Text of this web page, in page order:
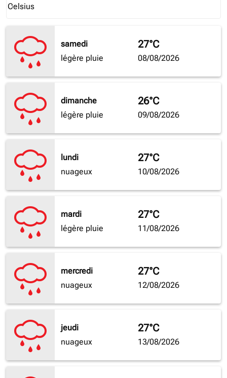
Celsius
keyboard_arrow_down
samedi
légère pluie
27°C
08/08/2026
dimanche
légère pluie
26°C
09/08/2026
lundi
nuageux
27°C
10/08/2026
mardi
légère pluie
27°C
11/08/2026
mercredi
nuageux
27°C
12/08/2026
jeudi
nuageux
27°C
13/08/2026